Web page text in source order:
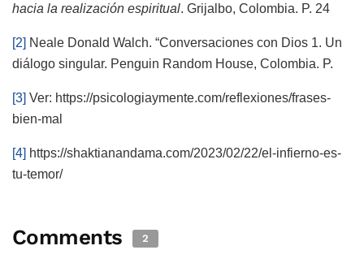
hacia la realización espiritual. Grijalbo, Colombia. P. 24
[2] Neale Donald Walch. “Conversaciones con Dios 1. Un
diálogo singular. Penguin Random House, Colombia. P.
[3] Ver: https://psicologiaymente.com/reflexiones/frases-
bien-mal
[4] https://shaktianandama.com/2023/02/22/el-infierno-es-
tu-temor/
Comments 2